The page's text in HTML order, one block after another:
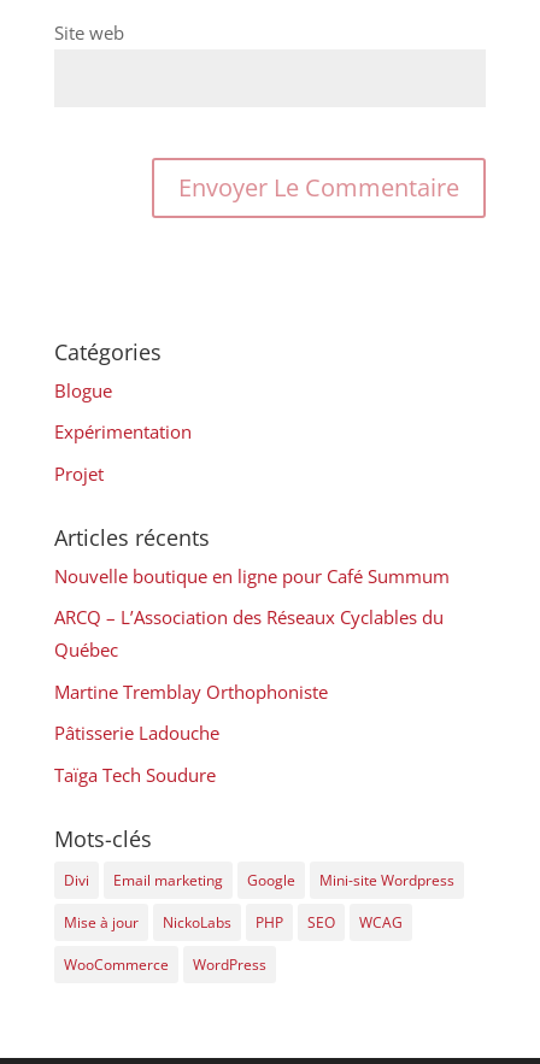
Site web
Catégories
Blogue
Expérimentation
Projet
Articles récents
Nouvelle boutique en ligne pour Café Summum
ARCQ – L’Association des Réseaux Cyclables du
Québec
Martine Tremblay Orthophoniste
Pâtisserie Ladouche
Taïga Tech Soudure
Mots-clés
Divi Email marketing Google Mini-site Wordpress
Mise à jour NickoLabs PHP SEO WCAG
WooCommerce WordPress